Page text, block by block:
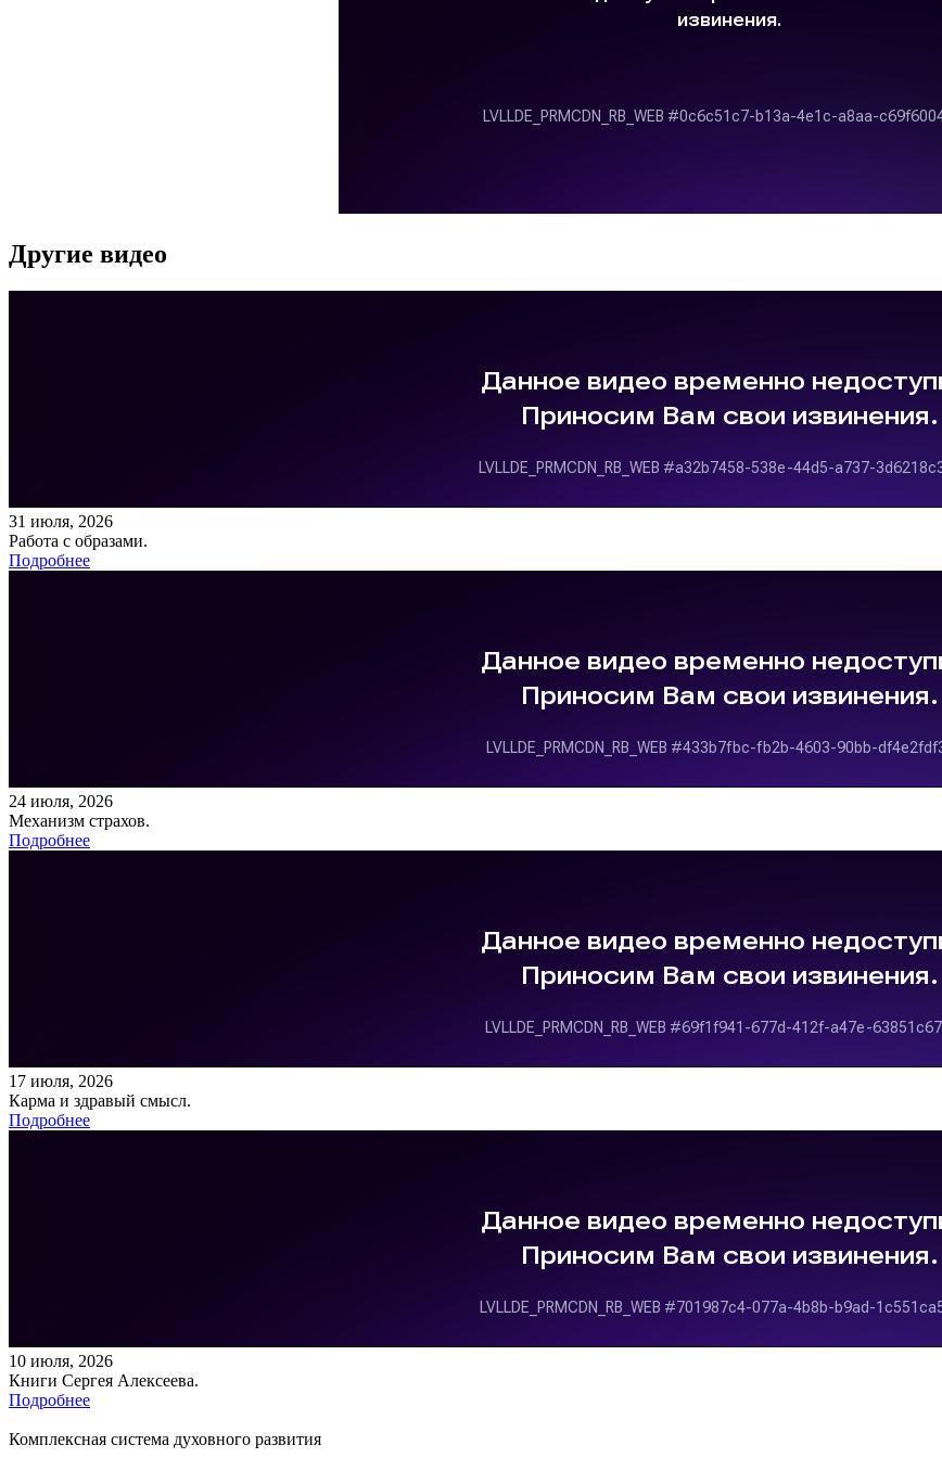
Другие видео
31 июля, 2026
Работа с образами.
Подробнее
24 июля, 2026
Механизм страхов.
Подробнее
17 июля, 2026
Карма и здравый смысл.
Подробнее
10 июля, 2026
Книги Сергея Алексеева.
Подробнее
Комплексная система духовного развития